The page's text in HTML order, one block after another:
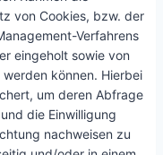
von Cookies, bzw. der
Verfahrens
eingeholt sowie von
können. Hierbei
um deren Abfrage
die Einwilligung
nachweisen zu